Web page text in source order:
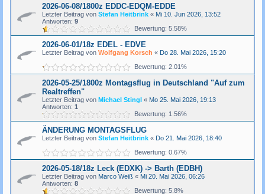
2026-06-08/1800z EDDC-EDQM-EDDE
Letzter Beitrag von Stefan Heitbrink « Mi 10. Jun 2026, 13:52
Antworten: 9
Bewertung: 5.58%
2026-06-01/18z EDEL - EDVE
Letzter Beitrag von Wolfgang Korsch « Do 28. Mai 2026, 15:20
Bewertung: 2.01%
2026-05-25/1800z Montagsflug in Deutschland "Auf zum
Realtreffen"
Letzter Beitrag von Michael Stingl « Mo 25. Mai 2026, 19:13
Antworten: 1
Bewertung: 1.56%
ÄNDERUNG MONTAGSFLUG
Letzter Beitrag von Stefan Heitbrink « Do 21. Mai 2026, 18:40
Bewertung: 0.67%
2026-05-18/18z Leck (EDXK) -> Barth (EDBH)
Letzter Beitrag von Marco Weiß « Mi 20. Mai 2026, 06:26
Antworten: 8
Bewertung: 5.8%